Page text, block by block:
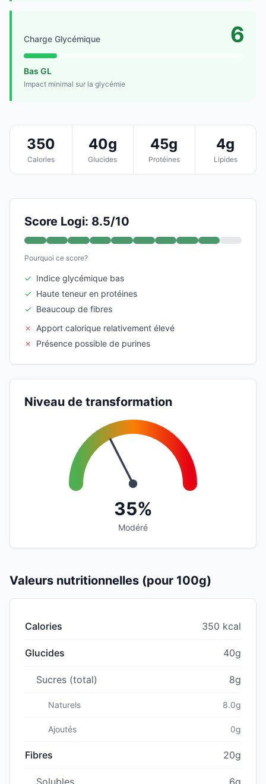
Charge Glycémique 6
Bas GL
Impact minimal sur la glycémie
350
Calories
40g
Glucides
45g
Protéines
4g
Lipides
Score Logi: 8.5/10
Pourquoi ce score?
✓ Indice glycémique bas
✓ Haute teneur en protéines
✓ Beaucoup de fibres
✗
Apport calorique relativement élevé
✗
Présence possible de purines
Niveau de transformation
35%
Modéré
Valeurs nutritionnelles (pour 100g)
Calories 350 kcal
Glucides 40g
Sucres (total) 8g
Naturels 8.0g
Ajoutés 0g
Fibres 20g
Solubles 6g